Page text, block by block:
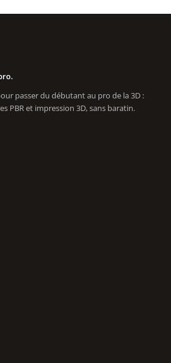
passer du débutant au pro de la 3D :
PBR et impression 3D, sans baratin.